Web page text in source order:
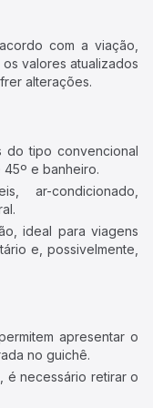
com a viação,
valores atualizados
alterações.
do tipo convencional
45º e banheiro.
ar-condicionado,
ideal para viagens
e, possivelmente,
apresentar o
no guichê.
é necessário retirar o